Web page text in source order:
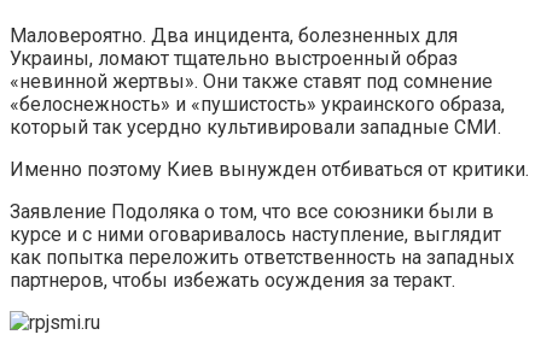
Маловероятно. Два инцидента, болезненных для
Украины, ломают тщательно выстроенный образ
«невинной жертвы». Они также ставят под сомнение
«белоснежность» и «пушистость» украинского образа,
который так усердно культивировали западные СМИ.
Именно поэтому Киев вынужден отбиваться от критики.
Заявление Подоляка о том, что все союзники были в
курсе и с ними оговаривалось наступление, выглядит
как попытка переложить ответственность на западных
партнеров, чтобы избежать осуждения за теракт.